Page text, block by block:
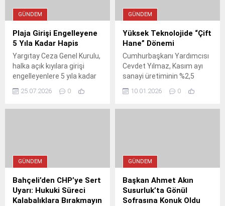
GÜNDEM
Plaja Girişi Engelleyene
5 Yıla Kadar Hapis
Yargıtay Ceza Genel Kurulu,
halka açık kıyılara girişi
engelleyenlere 5 yıla kadar
hükmetti. Karar, özel plaj
değerlendirdi. İşte emsal
niteliğindeki kararın
detayları ve vatandaşların
hakları.
25.07.2026 0
GÜNDEM
Yüksek Teknolojide “Çift
Hane” Dönemi
Cumhurbaşkanı Yardımcısı
Cevdet Yılmaz, Kasım ayı
sanayi üretiminin %2,5
teknolojili ürünlerdeki çift
süreceğini vurguladı.
10.01.2026 0
GÜNDEM
Bahçeli’den CHP’ye Sert
Uyarı: Hukuki Süreci
Kalabalıklara Bırakmayın
GÜNDEM
Başkan Ahmet Akın
Susurluk’ta Gönül
Sofrasına Konuk Oldu